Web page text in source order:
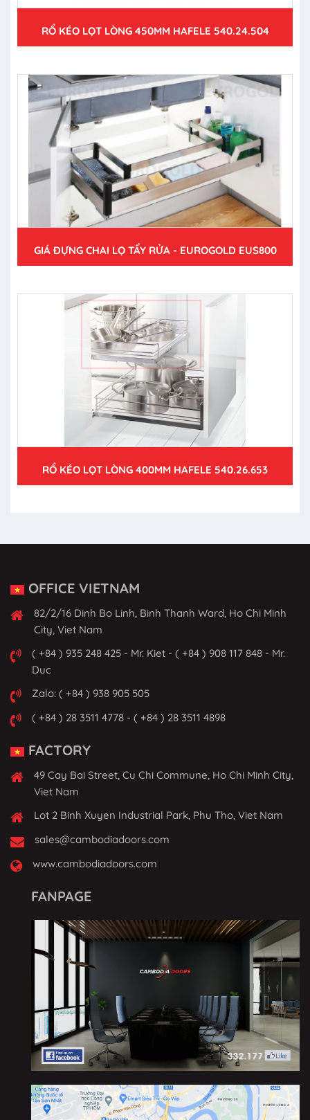
RỔ KÉO LỌT LÒNG 450MM HAFELE 540.24.504
GIÁ ĐỰNG CHAI LỌ TẨY RỬA - EUROGOLD EUS800
RỔ KÉO LỌT LÒNG 400MM HAFELE 540.26.653
OFFICE VIETNAM
82/2/16 Dinh Bo Linh, Binh Thanh Ward, Ho Chi Minh
City, Viet Nam
( +84 ) 935 248 425 - Mr. Kiet - ( +84 ) 908 117 848 - Mr.
Duc
Zalo: ( +84 ) 938 905 505
( +84 ) 28 3511 4778 - ( +84 ) 28 3511 4898
FACTORY
49 Cay Bai Street, Cu Chi Commune, Ho Chi Minh City,
Viet Nam
Lot 2 Binh Xuyen Industrial Park, Phu Tho, Viet Nam
sales@cambodiadoors.com
www.cambodiadoors.com
FANPAGE